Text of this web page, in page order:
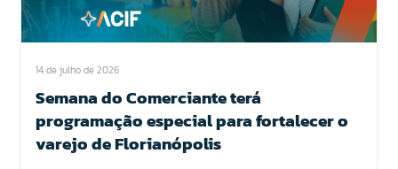
14 de julho de 2026
Semana do Comerciante terá
programação especial para fortalecer o
varejo de Florianópolis